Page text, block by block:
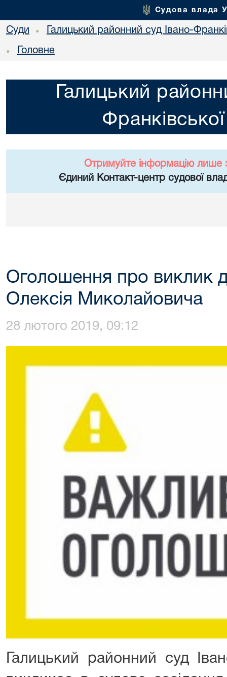
Судова влада
Суди • Галицький районний суд Івано-
• Головне
Галицький
Отримуйте інформацію лише
Єдиний Контакт-центр судової
Оголошення про виклик
Олексія Миколайовича
28 лютого 2019, 09:12
Галицький районний суд